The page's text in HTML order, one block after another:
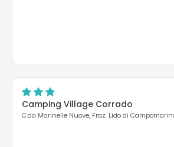
Camping Village Corrado
C.da Marinelle Nuove, Fraz. Lido di